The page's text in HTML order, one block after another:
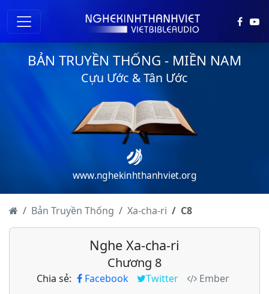
BẢN TRUYỀN THỐNG - MIỀN NAM
Cựu Ước & Tân Ước
www.nghekinhthanhviet.org
Bản Truyền Thống Xa-cha-ri C8
Nghe Xa-cha-ri
Chương 8
Chia sẻ: Facebook Twitter
Ember
Xa-cha-ri - Chương 2
Xa-cha-ri - Chương 3
Xa-cha-ri - Chương 5
Xa-cha-ri - Chương 6